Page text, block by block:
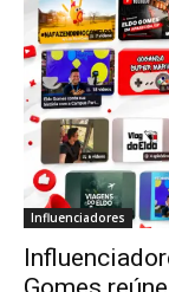
Influenciadores